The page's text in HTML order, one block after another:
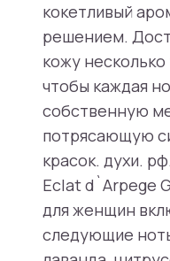
кокетливый
решением.
кожу
чтобы каждая
собственную
потрясающую
красок. духи.
Eclat d`Arpege
для женщин
следующие